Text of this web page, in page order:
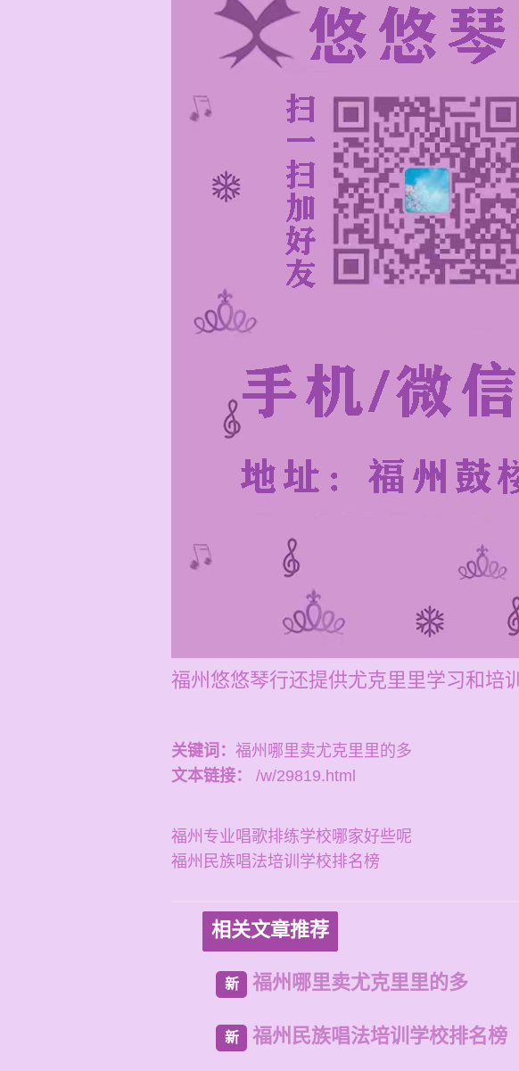
福州悠悠琴行还提供尤克里里学习和培
关键词： 福州哪里卖尤克里里的多
文本链接：
/w/29819.html
福州专业唱歌排练学校哪家好些呢
福州民族唱法培训学校排名榜
相关文章推荐
新 福州哪里卖尤克里里的多
新 福州民族唱法培训学校排名榜